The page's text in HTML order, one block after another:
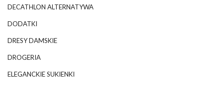
DECATHLON ALTERNATYWA
DODATKI
DRESY DAMSKIE
DROGERIA
ELEGANCKIE SUKIENKI